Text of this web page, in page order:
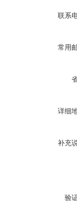
联系
常用
详细
补充
验